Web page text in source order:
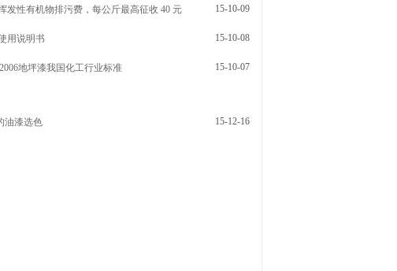
发性有机物排污费，每公斤最高征收 40 元 15-10-09
用说明书 15-10-08
地坪漆我国化工行业标准 15-10-07
油漆选色 15-12-16